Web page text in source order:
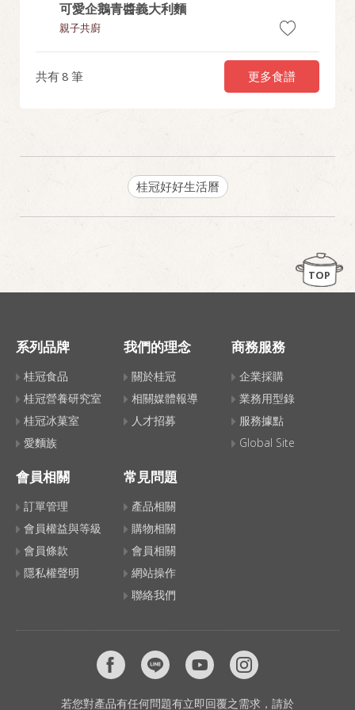
可愛企鵝青醬義大利麵
親子共廚
共有8 筆 更多食譜
桂冠好好生活曆
TOP
系列品牌
桂冠食品
桂冠營養研究室
桂冠冰菓室
愛麵族
我們的理念
關於桂冠
相關媒體報導
人才招募
商務服務
企業採購
業務用型錄
服務據點
Global Site
會員相關
訂單管理
會員權益與等級
會員條款
隱私權聲明
常見問題
產品相關
購物相關
會員相關
網站操作
聯絡我們
若您對產品有任何問題有立即回覆之需求，請於